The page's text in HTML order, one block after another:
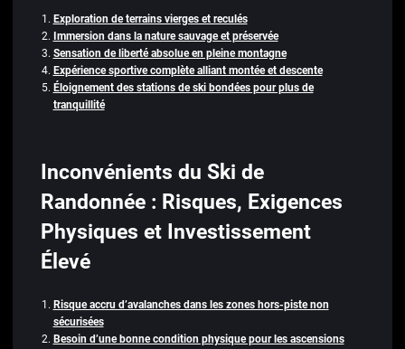
Exploration de terrains vierges et reculés
Immersion dans la nature sauvage et préservée
Sensation de liberté absolue en pleine montagne
Expérience sportive complète alliant montée et descente
Éloignement des stations de ski bondées pour plus de
tranquillité
Inconvénients du Ski de
Randonnée : Risques, Exigences
Physiques et Investissement
Élevé
Risque accru d’avalanches dans les zones hors-piste non
sécurisées
Besoin d’une bonne condition physique pour les ascensions